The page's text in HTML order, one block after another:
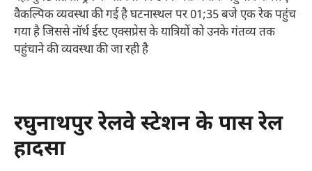
वैकल्पिक व्यवस्था की गई है घटनास्थल पर 01;35 बजे एक रेक पहुंच
गया है जिससे नॉर्थ ईस्ट एक्सप्रेस के यात्रियों को उनके गंतव्य तक
पहुंचाने की व्यवस्था की जा रही है
रघुनाथपुर रेलवे स्टेशन के पास रेल
हादसा